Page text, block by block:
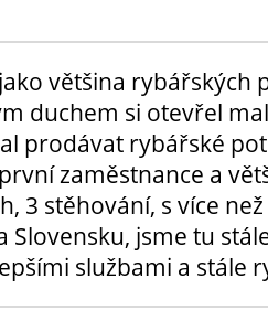
většina rybářských
duchem si otevřel
prodávat rybářské
zaměstnance a
3 stěhování, s více
Slovensku, jsme tu
službami a stále